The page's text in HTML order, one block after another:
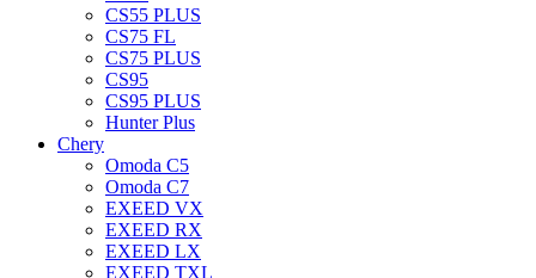
CS55 PLUS
CS75 FL
CS75 PLUS
CS95
CS95 PLUS
Hunter Plus
Chery
Omoda C5
Omoda C7
EXEED VX
EXEED RX
EXEED LX
EXEED TXL